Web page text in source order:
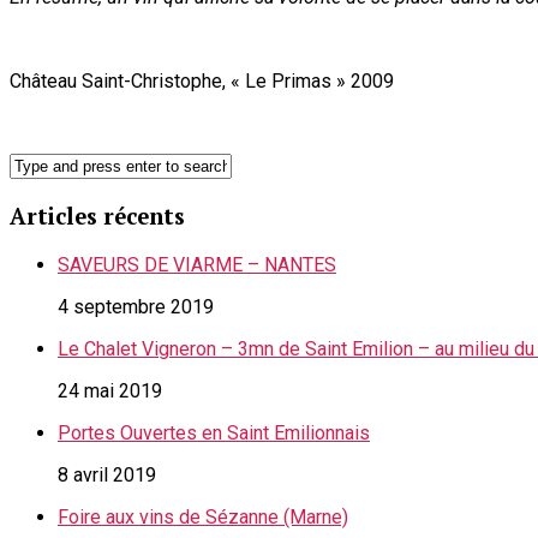
Château Saint-Christophe, « Le Primas » 2009
Articles récents
SAVEURS DE VIARME – NANTES
4 septembre 2019
Le Chalet Vigneron – 3mn de Saint Emilion – au milieu
24 mai 2019
Portes Ouvertes en Saint Emilionnais
8 avril 2019
Foire aux vins de Sézanne (Marne)